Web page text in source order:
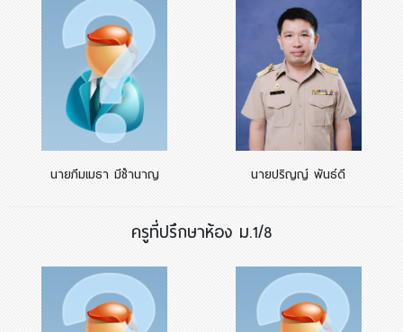
นายภีมเมธา มีชำนาญ นายปริญญ์ พันธ์ดี
ครูที่ปรึกษาห้อง ม.1/8